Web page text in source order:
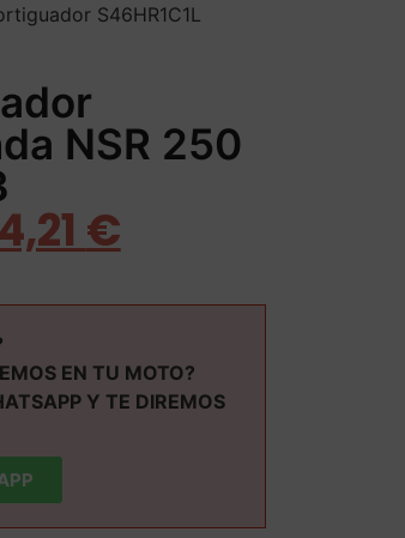
S46HR1C1L
NSR 250
€
EN TU MOTO?
Y TE DIREMOS